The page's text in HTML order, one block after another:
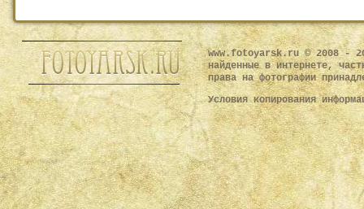
www.fotoyarsk.ru © 2008 -
найденные в интернете,
права на фотографии
Условия копирования